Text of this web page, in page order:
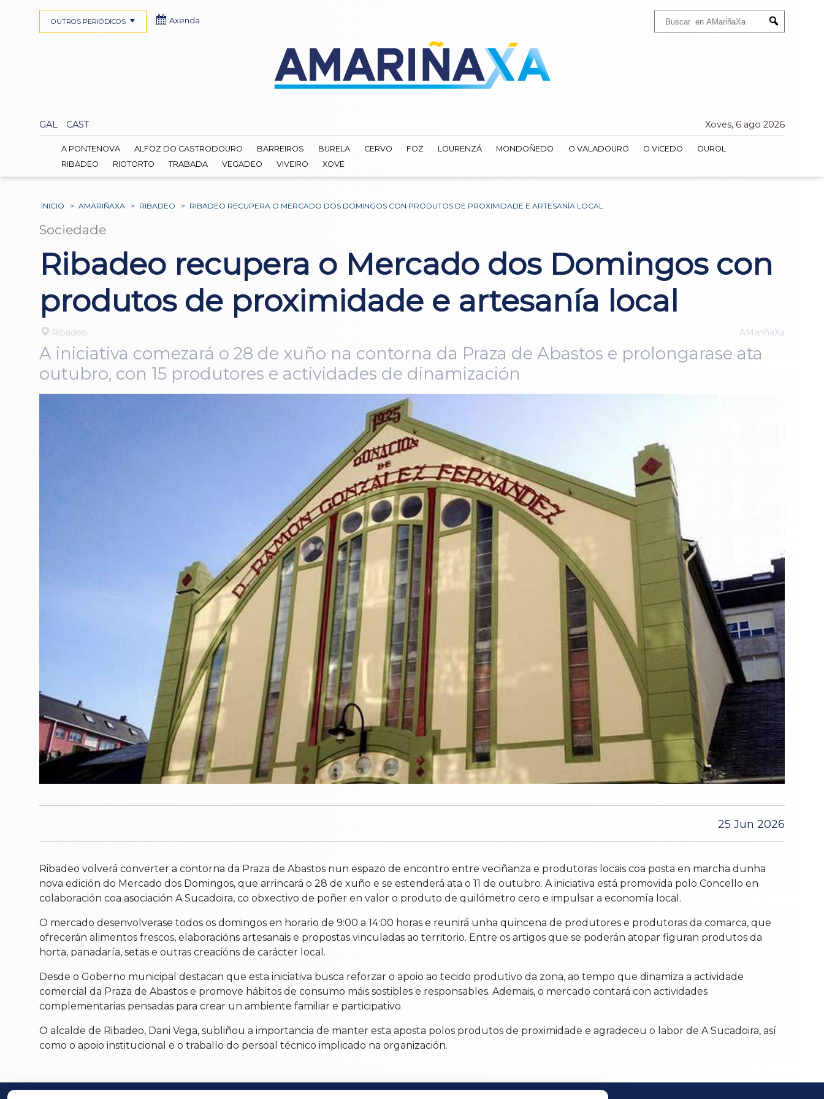
Submit
GAL CAST Xoves, 6 ago 2026
OUTROS PERIÓDICOS Axenda
A PONTENOVA ALFOZ DO CASTRODOURO BARREIROS BURELA CERVO FOZ LOURENZÁ MONDOÑEDO O VALADOURO O VICEDO
OUROL
RIBADEO
RIOTORTO TRABADA VEGADEO VIVEIRO XOVE
INICIO > AMARIÑAXA > RIBADEO > RIBADEO RECUPERA O MERCADO DOS DOMINGOS CON PRODUTOS DE PROXIMIDADE E ARTESANÍA LOCAL
Sociedade
Ribadeo recupera o Mercado dos Domingos con
produtos de proximidade e artesanía local
Ribadeo AMariñaXa
A iniciativa comezará o 28 de xuño na contorna da Praza de Abastos e prolongarase ata
outubro, con 15 produtores e actividades de dinamización
25 Jun 2026
Ribadeo volverá converter a contorna da Praza de Abastos nun espazo de encontro entre veciñanza e produtoras locais coa posta en marcha dunha
nova edición do Mercado dos Domingos, que arrincará o 28 de xuño e se estenderá ata o 11 de outubro. A iniciativa está promovida polo Concello en
colaboración coa asociación A Sucadoira, co obxectivo de poñer en valor o produto de quilómetro cero e impulsar a economía local.
O mercado desenvolverase todos os domingos en horario de 9:00 a 14:00 horas e reunirá unha quincena de produtores e produtoras da comarca, que
ofrecerán alimentos frescos, elaboracións artesanais e propostas vinculadas ao territorio. Entre os artigos que se poderán atopar figuran produtos da
horta, panadaría, setas e outras creacións de carácter local.
Desde o Goberno municipal destacan que esta iniciativa busca reforzar o apoio ao tecido produtivo da zona, ao tempo que dinamiza a actividade
comercial da Praza de Abastos e promove hábitos de consumo máis sostibles e responsables. Ademais, o mercado contará con actividades
complementarias pensadas para crear un ambiente familiar e participativo.
O alcalde de Ribadeo, Dani Vega, subliñou a importancia de manter esta aposta polos produtos de proximidade e agradeceu o labor de A Sucadoira, así
como o apoio institucional e o traballo do persoal técnico implicado na organización.